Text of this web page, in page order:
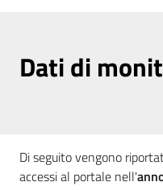
Dati di
Di seguito vengono
accessi al portale nell'